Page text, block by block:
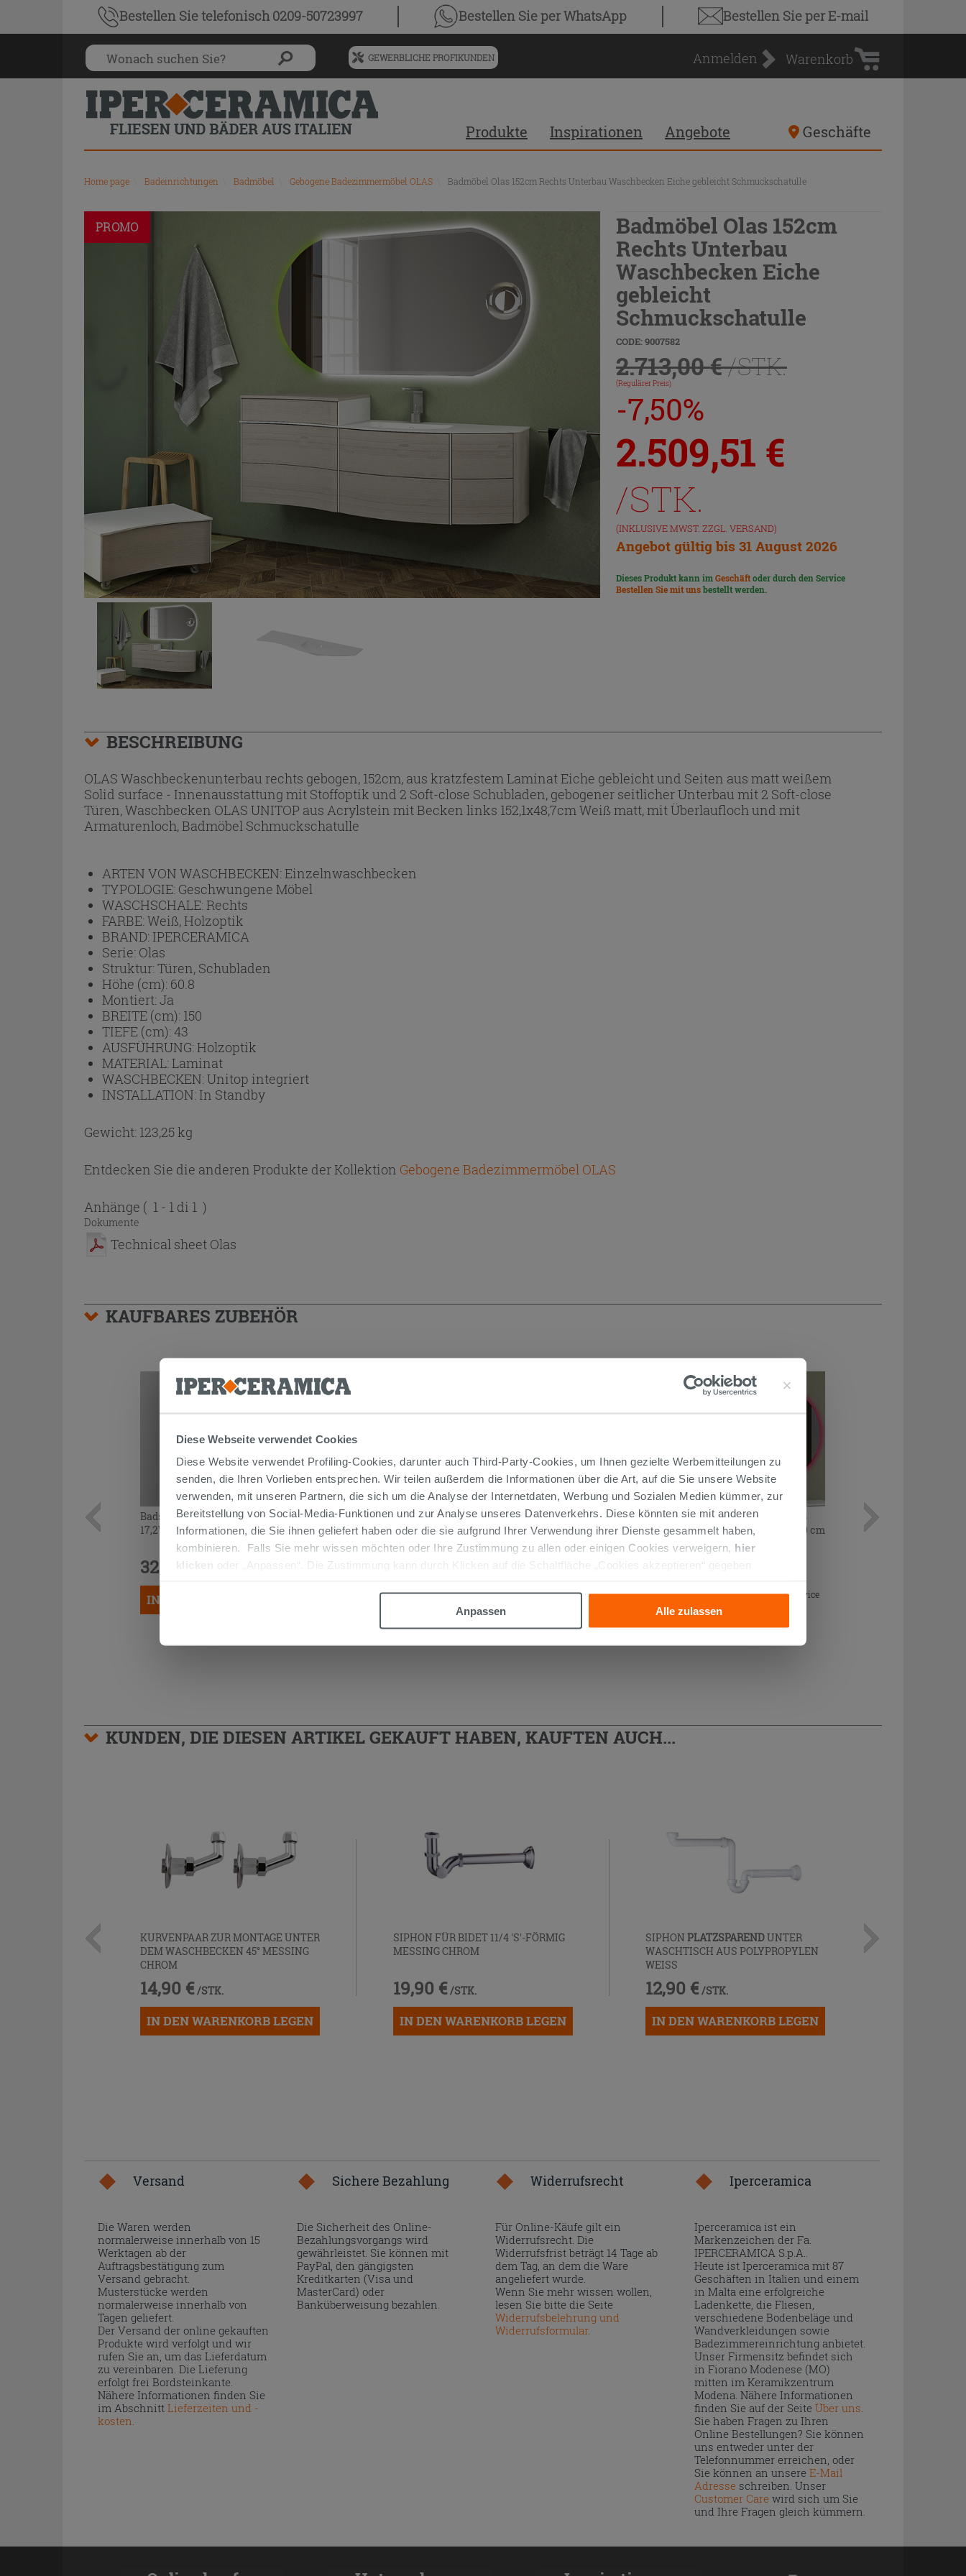
Diese Webseite verwendet Cookies
Diese Website verwendet Profiling-Cookies, darunter auch Third-Party-Cookies, um Ihnen gezielte Werbemitteilungen zu
senden, die Ihren Vorlieben entsprechen. Wir teilen außerdem die Informationen über die Art, auf die Sie unsere Website
verwenden, mit unseren Partnern, die sich um die Analyse der Internetdaten, Werbung und Sozialen Medien kümmer, zur
Bereitstellung von Social-Media-Funktionen und zur Analyse unseres Datenverkehrs. Diese könnten sie mit anderen
Informationen, die Sie ihnen geliefert haben oder die sie aufgrund Ihrer Verwendung ihrer Dienste gesammelt haben,
kombinieren. Falls Sie mehr wissen möchten oder Ihre Zustimmung zu allen oder einigen Cookies verweigern, hier
klicken
oder „Anpassen“. Die Zustimmung kann durch Klicken auf die Schaltfläche „Cookies akzeptieren“ gegeben
Anpassen
Alle zulassen
Bestellen Sietelefonisch 0209-50723997 Bestellen Sieper WhatsApp Bestellen Sieper E-mail
Menü
für
vorgeschlagenen
Siteinhalt
und
Suchprotokoll
GEWERBLICHE PROFIKUNDEN Anmelden
Warenkorb
Warenkorb
Produkte Inspirationen Angebote Geschäfte
Home page Badeinrichtungen Badmöbel Gebogene Badezimmermöbel OLAS Badmöbel Olas 152cm Rechts Unterbau Waschbecken Eiche gebleicht Schmuckschatulle
PROMO
Badmöbel Olas 152cm
Rechts Unterbau
Waschbecken Eiche
gebleicht
Schmuckschatulle
CODE: 9007582
2.713,00 €/STK.
(Regulärer Preis)
-7,50%
2.509,51 €
/STK.
(INKLUSIVE MWST. ZZGL. VERSAND)
Angebot gültig bis 31 August 2026
Dieses Produkt kann imGeschäftoder durch den Service
Bestellen Sie mit unsbestellt werden.
BESCHREIBUNG
OLAS Waschbeckenunterbau rechts gebogen, 152cm, aus kratzfestem Laminat Eiche gebleicht und Seiten aus matt weißem
Solid surface - Innenausstattung mit Stoffoptik und 2 Soft-close Schubladen, gebogener seitlicher Unterbau mit 2 Soft-close
Türen, Waschbecken OLAS UNITOP aus Acrylstein mit Becken links 152,1x48,7cm Weiß matt, mit Überlaufloch und mit
Armaturenloch, Badmöbel Schmuckschatulle
ARTEN VON WASCHBECKEN:Einzelnwaschbecken
TYPOLOGIE: Geschwungene Möbel
WASCHSCHALE:Rechts
FARBE:Weiß, Holzoptik
BRAND: IPERCERAMICA
Serie: Olas
Struktur:Türen, Schubladen
Höhe (cm): 60.8
Montiert:Ja
BREITE (cm): 150
TIEFE (cm):43
AUSFÜHRUNG:Holzoptik
MATERIAL:Laminat
WASCHBECKEN:Unitop integriert
INSTALLATION: In Standby
Gewicht: 123,25 kg
Entdecken Sie die anderen Produkte der Kollektion Gebogene Badezimmermöbel OLAS
Anhänge ( 1 - 1 di 1 )
Dokumente
Technical sheet Olas
KAUFBARES ZUBEHÖR
Badspiegel Dilly LED 140H60 230V
17,2W K4
329,90 €
IN DEN WARENKORB LEGEN
Badspiegel Dally LED 140H60 18,7W
mit Touch
352,90 €
IN DEN WARENKORB LEGEN
Badezimmerspiegel Olas LED RGB
mit Vergrößerungsspiegel 150X80 cm
666,00 €
Im Geschäft oder über den Kundenservice
bestellbar
KUNDEN, DIE DIESEN ARTIKEL GEKAUFT HABEN, KAUFTEN AUCH...
KURVENPAAR ZUR MONTAGE UNTER
DEM WASCHBECKEN 45° MESSING
CHROM
14,90 € /STK.
IN DEN WARENKORB LEGEN
SIPHON FÜR BIDET 11/4 'S'-FÖRMIG
MESSING CHROM
19,90 € /STK.
IN DEN WARENKORB LEGEN
SIPHONPLATZSPARENDUNTER
WASCHTISCH AUS POLYPROPYLEN
WEISS
12,90 € /STK.
IN DEN WARENKORB LEGEN
Versand
Die Waren werden
normalerweise innerhalb von 15
Werktagen ab der
Auftragsbestätigung zum
Versand gebracht.
Musterstücke werden
normalerweise innerhalb von
Tagen geliefert.
Der Versand der online gekauften
Produkte wird verfolgt und wir
rufen Sie an, um das Lieferdatum
zu vereinbaren. Die Lieferung
erfolgt frei Bordsteinkante.
Nähere Informationen finden Sie
im Abschnitt Lieferzeiten und -
kosten.
Sichere Bezahlung
Die Sicherheit des Online-
Bezahlungsvorgangs wird
gewährleistet. Sie können mit
PayPal, den gängigsten
Kreditkarten (Visa und
MasterCard) oder
Banküberweisung bezahlen.
Widerrufsrecht
Für Online-Käufe gilt ein
Widerrufsrecht. Die
Widerrufsfrist beträgt 14 Tage ab
dem Tag, an dem die Ware
angeliefert wurde.
Wenn Sie mehr wissen wollen,
lesen Sie bitte die Seite
Widerrufsbelehrung und
Widerrufsformular.
Iperceramica
Iperceramica ist ein
Markenzeichen der Fa.
IPERCERAMICA S.p.A..
Heute ist Iperceramica mit 87
Geschäften in Italien und einem
in Malta eine erfolgreiche
Ladenkette, die Fliesen,
verschiedene Bodenbeläge und
Wandverkleidungen sowie
Badezimmereinrichtung anbietet.
Unser Firmensitz befindet sich
in Fiorano Modenese (MO)
mitten im Keramikzentrum
Modena. Nähere Informationen
finden Sie auf der Seite Über uns.
Sie haben Fragen zu Ihren
Online Bestellungen? Sie können
uns entweder unter der
Telefonnummer erreichen, oder
Sie können an unsere E-Mail
Adresseschreiben. Unser
Customer Carewird sich um Sie
und Ihre Fragen gleich kümmern.